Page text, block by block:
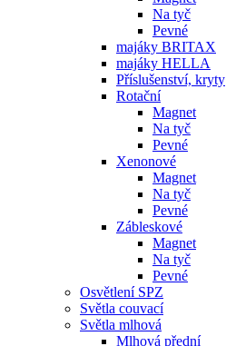
Na tyč
Pevné
majáky BRITAX
majáky HELLA
Příslušenství, kryty
Rotační
Magnet
Na tyč
Pevné
Xenonové
Magnet
Na tyč
Pevné
Zábleskové
Magnet
Na tyč
Pevné
Osvětlení SPZ
Světla couvací
Světla mlhová
Mlhová přední